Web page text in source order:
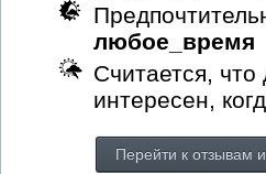
любое_время
Считается,
интересен,
Перейти к отзывам